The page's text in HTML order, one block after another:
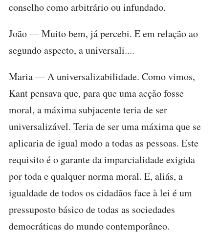
conselho como arbitrário ou infundado.
João — Muito bem, já percebi. E em relação ao
segundo aspecto, a universali....
Maria — A universalizabilidade. Como vimos,
Kant pensava que, para que uma acção fosse
moral, a máxima subjacente teria de ser
universalizável. Teria de ser uma máxima que se
aplicaria de igual modo a todas as pessoas. Este
requisito é o garante da imparcialidade exigida
por toda e qualquer norma moral. E, aliás, a
igualdade de todos os cidadãos face à lei é um
pressuposto básico de todas as sociedades
democráticas do mundo contemporâneo.